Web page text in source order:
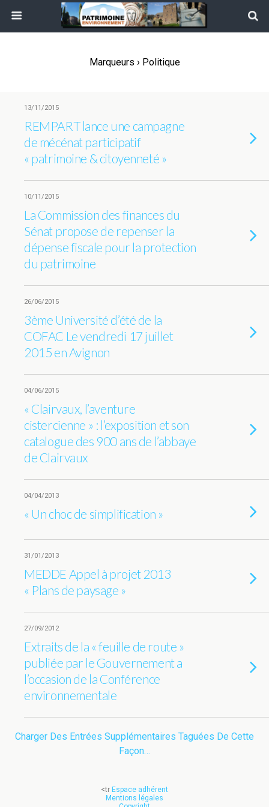
Marqueurs › Politique
13/11/2015
REMPART lance une campagne
de mécénat participatif
« patrimoine & citoyenneté »
10/11/2015
La Commission des finances du
Sénat propose de repenser la
dépense fiscale pour la protection
du patrimoine
26/06/2015
3ème Université d’été de la
COFAC Le vendredi 17 juillet
2015 en Avignon
04/06/2015
« Clairvaux, l’aventure
cistercienne » : l’exposition et son
catalogue des 900 ans de l’abbaye
de Clairvaux
04/04/2013
« Un choc de simplification »
31/01/2013
MEDDE Appel à projet 2013
« Plans de paysage »
27/09/2012
Extraits de la « feuille de route »
publiée par le Gouvernement a
l’occasion de la Conférence
environnementale
Charger Des Entrées Supplémentaires Taguées De Cette
Façon…
<tr Espace adhérent
Mentions légales